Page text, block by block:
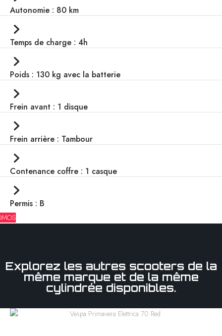
Autonomie : 80 km
Temps de charge : 4h
Poids : 130 kg avec la batterie
Frein avant : 1 disque
Frein arrière : Tambour
Contenance coffre : 1 casque
Permis : B
Explorez les autres scooters de la
même marque et de la même
cylindrée disponibles.